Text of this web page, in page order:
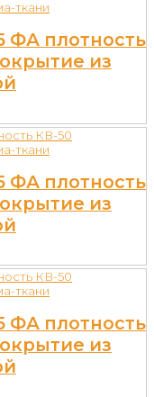
ФА плотность
из
ФА плотность
из
ФА плотность
из